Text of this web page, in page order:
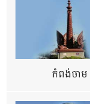
កំពង់ចាម